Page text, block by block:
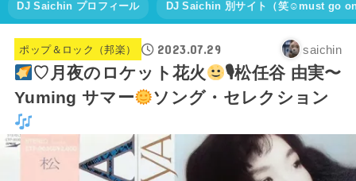
DJ Saichin プロフィール DJ Saichin 別サイト（笑☺must go
ポップ＆ロック（邦楽） 2023.07.29 saichin
♡月夜のロケット花火
🎙松任谷 由実〜
Yuming サマー
ソング・セレクション